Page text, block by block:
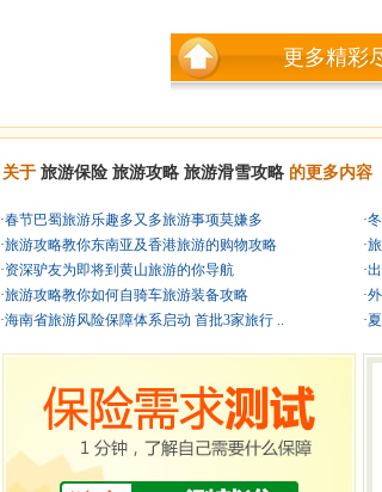
更多精彩
关于 旅游保险 旅游攻略 旅游滑雪攻略 的更多内容
·春节巴蜀旅游乐趣多又多旅游事项莫嫌多
·旅游攻略教你东南亚及香港旅游的购物攻略
·资深驴友为即将到黄山旅游的你导航
·旅游攻略教你如何自骑车旅游装备攻略
·海南省旅游风险保障体系启动 首批3家旅行 ..
·
·
·
·
·